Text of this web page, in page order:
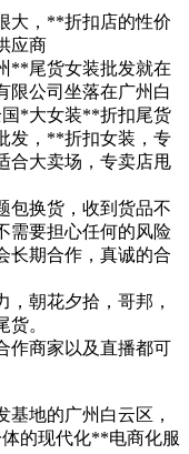
大，**折扣店的性价
应商
**尾货女装批发就在
限公司坐落在广州白
*大女装**折扣尾货
发，**折扣女装，专
合大卖场，专卖店甩
包换货，收到货品不
需要担心任何的风险
长期合作，真诚的合
朝花夕拾，哥邦，
。
作商家以及直播都可
地的广州白云区，
的现代化**电商化服